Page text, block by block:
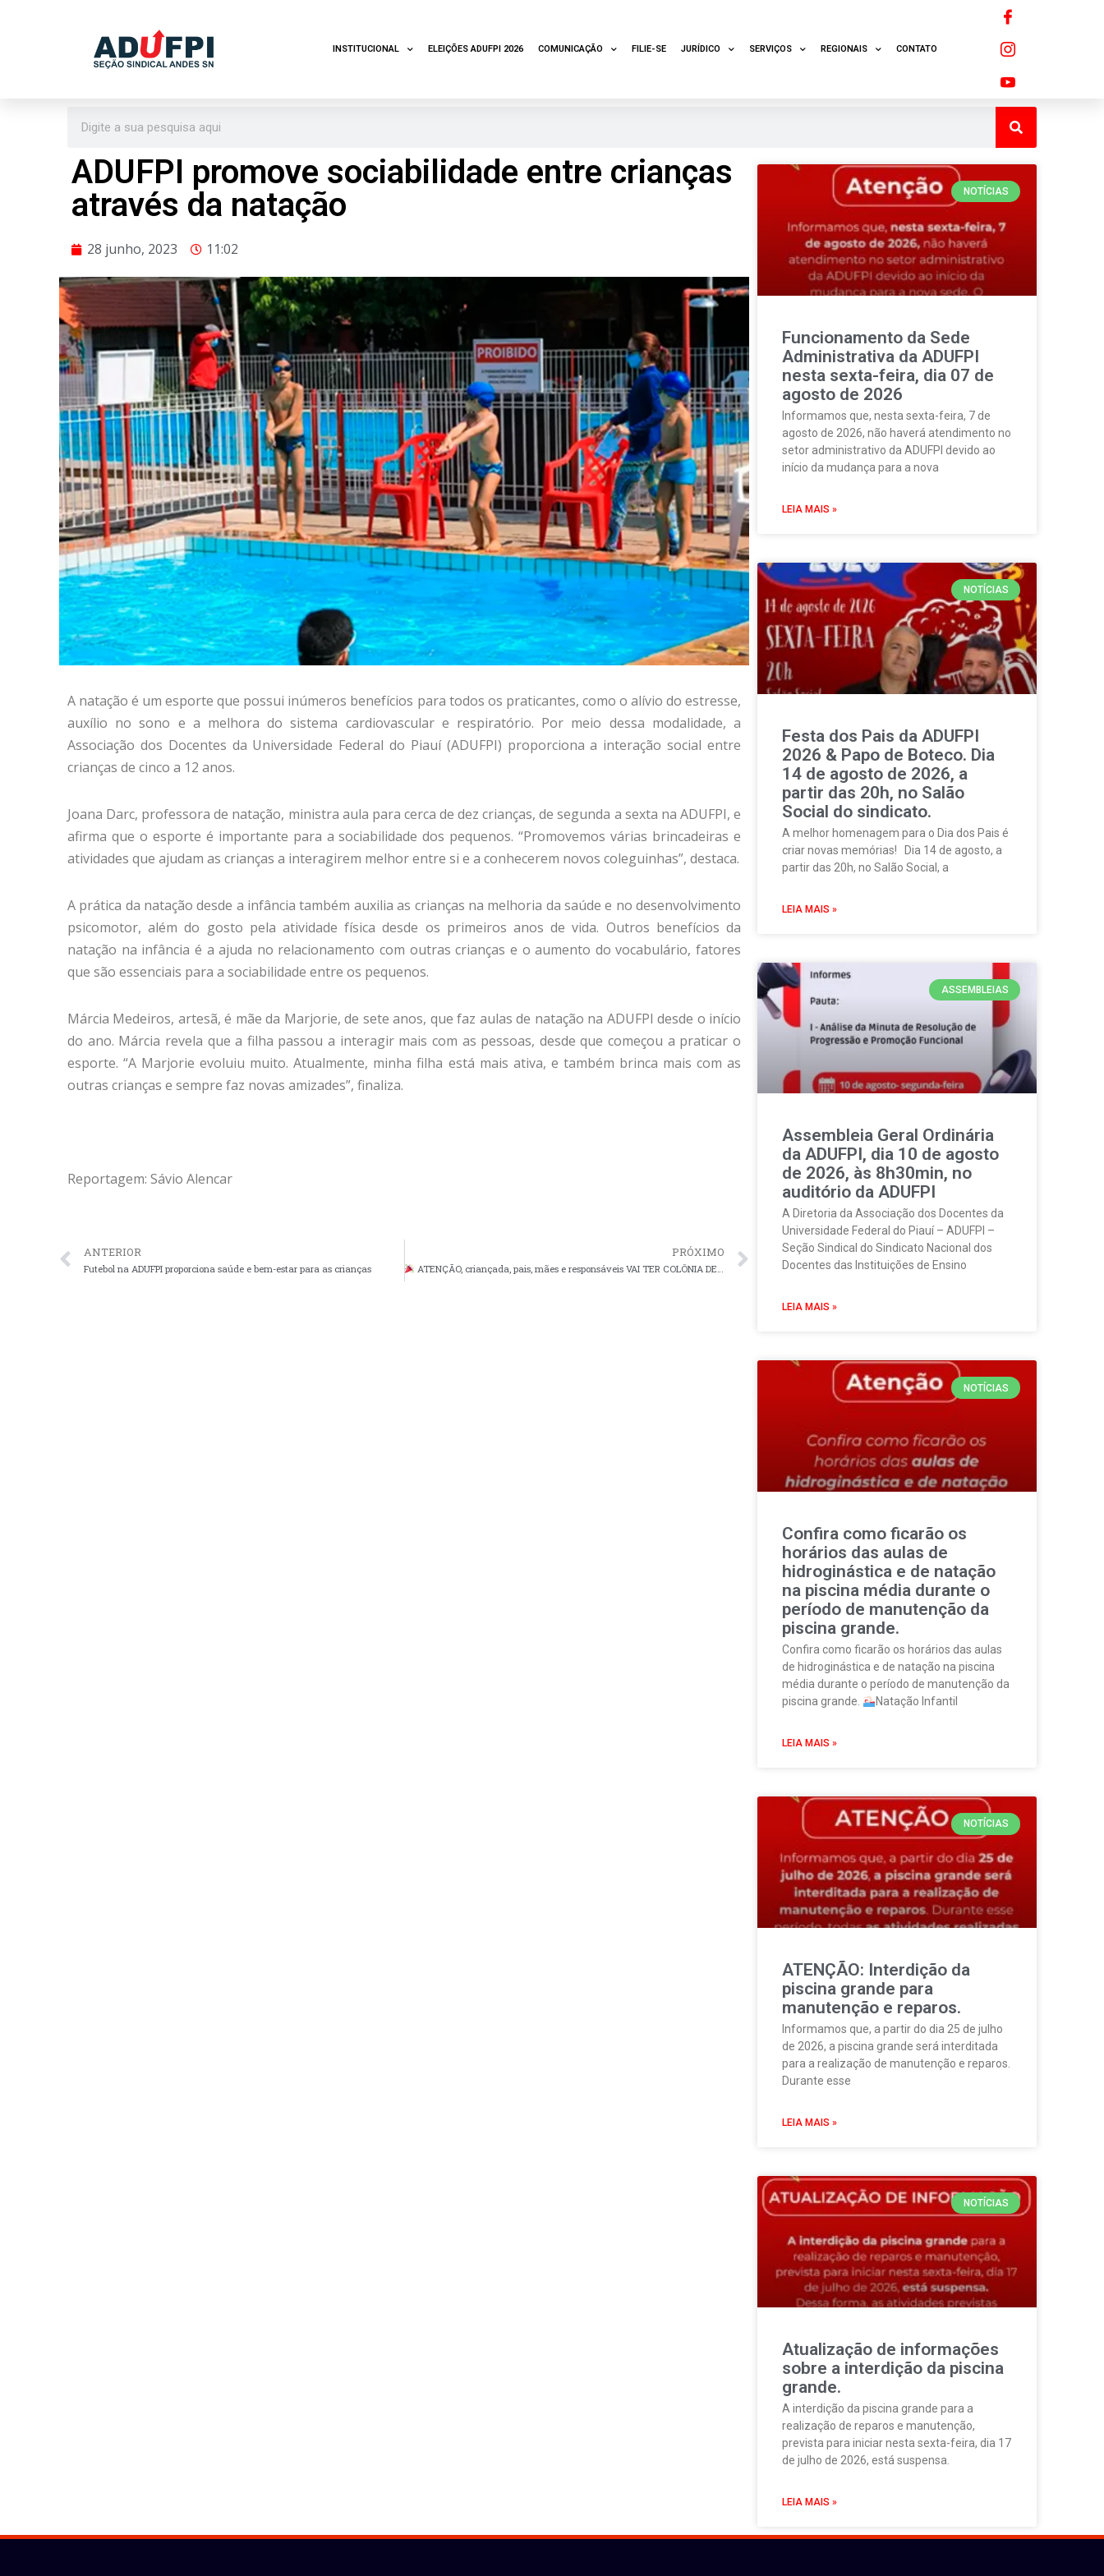
INSTITUCIONAL ELEIÇÕES ADUFPI 2026 COMUNICAÇÃO FILIE-SE JURÍDICO SERVIÇOS REGIONAIS CONTATO
ADUFPI promove sociabilidade entre crianças
através da natação
28 junho, 2023 11:02
A natação é um esporte que possui inúmeros benefícios para todos os praticantes, como o alívio do estresse,
auxílio no sono e a melhora do sistema cardiovascular e respiratório. Por meio dessa modalidade, a
Associação dos Docentes da Universidade Federal do Piauí (ADUFPI) proporciona a interação social entre
crianças de cinco a 12 anos.
Joana Darc, professora de natação, ministra aula para cerca de dez crianças, de segunda a sexta na ADUFPI, e
afirma que o esporte é importante para a sociabilidade dos pequenos. “Promovemos várias brincadeiras e
atividades que ajudam as crianças a interagirem melhor entre si e a conhecerem novos coleguinhas”, destaca.
A prática da natação desde a infância também auxilia as crianças na melhoria da saúde e no desenvolvimento
psicomotor, além do gosto pela atividade física desde os primeiros anos de vida. Outros benefícios da
natação na infância é a ajuda no relacionamento com outras crianças e o aumento do vocabulário, fatores
que são essenciais para a sociabilidade entre os pequenos.
Márcia Medeiros, artesã, é mãe da Marjorie, de sete anos, que faz aulas de natação na ADUFPI desde o início
do ano. Márcia revela que a filha passou a interagir mais com as pessoas, desde que começou a praticar o
esporte. “A Marjorie evoluiu muito. Atualmente, minha filha está mais ativa, e também brinca mais com as
outras crianças e sempre faz novas amizades”, finaliza.
Reportagem: Sávio Alencar
ANTERIOR
Futebol na ADUFPI proporciona saúde e bem-estar para as crianças
PRÓXIMO
ATENÇÃO, criançada, pais, mães e responsáveis VAI TER COLÔNIA DE FÉRIAS SIM!
NOTÍCIAS
Funcionamento da Sede
Administrativa da ADUFPI
nesta sexta-feira, dia 07 de
agosto de 2026
Informamos que, nesta sexta-feira, 7 de
agosto de 2026, não haverá atendimento no
setor administrativo da ADUFPI devido ao
início da mudança para a nova
LEIA MAIS »
NOTÍCIAS
Festa dos Pais da ADUFPI
2026 & Papo de Boteco. Dia
14 de agosto de 2026, a
partir das 20h, no Salão
Social do sindicato.
A melhor homenagem para o Dia dos Pais é
criar novas memórias! Dia 14 de agosto, a
partir das 20h, no Salão Social, a
LEIA MAIS »
ASSEMBLEIAS
Assembleia Geral Ordinária
da ADUFPI, dia 10 de agosto
de 2026, às 8h30min, no
auditório da ADUFPI
A Diretoria da Associação dos Docentes da
Universidade Federal do Piauí – ADUFPI –
Seção Sindical do Sindicato Nacional dos
Docentes das Instituições de Ensino
LEIA MAIS »
NOTÍCIAS
Confira como ficarão os
horários das aulas de
hidroginástica e de natação
na piscina média durante o
período de manutenção da
piscina grande.
Confira como ficarão os horários das aulas
de hidroginástica e de natação na piscina
média durante o período de manutenção da
piscina grande.
Natação Infantil
LEIA MAIS »
NOTÍCIAS
ATENÇÃO: Interdição da
piscina grande para
manutenção e reparos.
Informamos que, a partir do dia 25 de julho
de 2026, a piscina grande será interditada
para a realização de manutenção e reparos.
Durante esse
LEIA MAIS »
NOTÍCIAS
Atualização de informações
sobre a interdição da piscina
grande.
A interdição da piscina grande para a
realização de reparos e manutenção,
prevista para iniciar nesta sexta-feira, dia 17
de julho de 2026, está suspensa.
LEIA MAIS »